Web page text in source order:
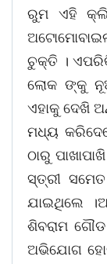
ରୁମ ଏହି
ଚୁକ୍ତି ।
ଲୋକ ଙ୍କୁ
ଏହାକୁ ଦେଖି
ମଧ୍ୟ
ଠାରୁ
ସ୍ତ୍ରୀ
ଯାଇଥିଲେ
ଶିବରାମ
ଅଭିଯୋଗ